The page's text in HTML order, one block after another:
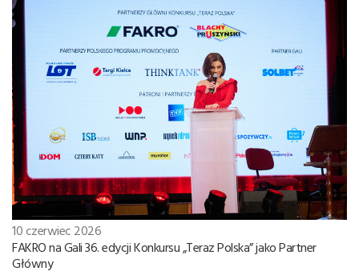
10 czerwiec 2026
FAKRO na Gali 36. edycji Konkursu „Teraz Polska” jako Partner
Główny